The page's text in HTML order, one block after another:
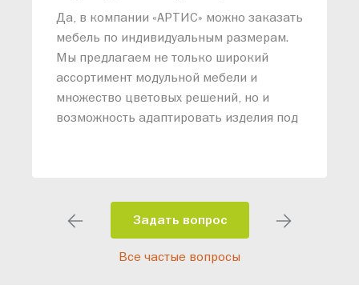
Да, в компании «АРТИС» можно заказать
мебель по индивидуальным размерам.
Мы предлагаем не только широкий
ассортимент модульной мебели и
множество цветовых решений, но и
возможность адаптировать изделия под
помещения и личные пожелания.
Благодаря современному
высокотехнологичному оборудованию
Задать вопрос
Все частые вопросы